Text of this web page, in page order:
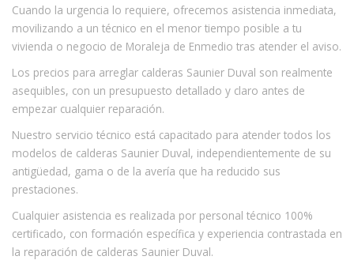
Cuando la urgencia lo requiere, ofrecemos asistencia inmediata,
movilizando a un técnico en el menor tiempo posible a tu
vivienda o negocio de Moraleja de Enmedio tras atender el aviso.
Los precios para arreglar calderas Saunier Duval son realmente
asequibles, con un presupuesto detallado y claro antes de
empezar cualquier reparación.
Nuestro servicio técnico está capacitado para atender todos los
modelos de calderas Saunier Duval, independientemente de su
antigüedad, gama o de la avería que ha reducido sus
prestaciones.
Cualquier asistencia es realizada por personal técnico 100%
certificado, con formación específica y experiencia contrastada en
la reparación de calderas Saunier Duval.